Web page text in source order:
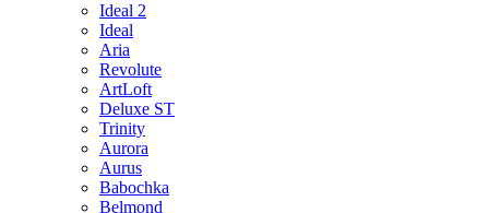
Ideal 2
Ideal
Aria
Revolute
ArtLoft
Deluxe ST
Trinity
Aurora
Aurus
Babochka
Belmond